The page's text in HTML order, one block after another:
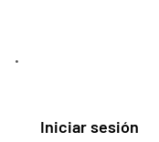
.
Iniciar sesión